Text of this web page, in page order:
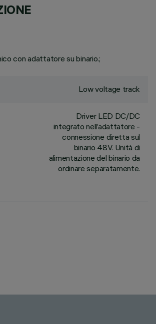
con adattatore su binario.;
Low voltage track
Driver LED DC/DC
integrato nell’adattatore -
connessione diretta sul
binario 48V. Unità di
alimentazione del binario da
ordinare separatamente.